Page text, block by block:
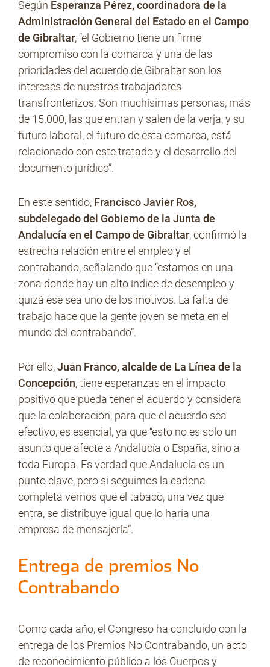
Según Esperanza Pérez, coordinadora de la
Administración General del Estado en el Campo
de Gibraltar, “el Gobierno tiene un firme
compromiso con la comarca y una de las
prioridades del acuerdo de Gibraltar son los
intereses de nuestros trabajadores
transfronterizos. Son muchísimas personas, más
de 15.000, las que entran y salen de la verja, y su
futuro laboral, el futuro de esta comarca, está
relacionado con este tratado y el desarrollo del
documento jurídico”.
En este sentido, Francisco Javier Ros,
subdelegado del Gobierno de la Junta de
Andalucía en el Campo de Gibraltar, confirmó la
estrecha relación entre el empleo y el
contrabando, señalando que “estamos en una
zona donde hay un alto índice de desempleo y
quizá ese sea uno de los motivos. La falta de
trabajo hace que la gente joven se meta en el
mundo del contrabando”.
Por ello,Juan Franco, alcalde de La Línea de la
Concepción, tiene esperanzas en el impacto
positivo que pueda tener el acuerdo y considera
que la colaboración, para que el acuerdo sea
efectivo, es esencial, ya que “esto no es solo un
asunto que afecte a Andalucía o España, sino a
toda Europa. Es verdad que Andalucía es un
punto clave, pero si seguimos la cadena
completa vemos que el tabaco, una vez que
entra, se distribuye igual que lo haría una
empresa de mensajería”.
Entrega de premios No
Contrabando
Como cada año, el Congreso ha concluido con la
entrega de los Premios No Contrabando, un acto
de reconocimiento público a los Cuerpos y